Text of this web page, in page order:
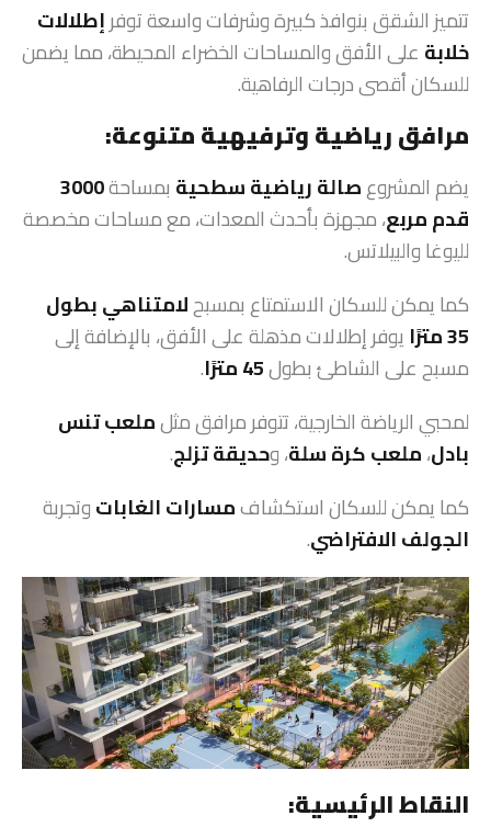
تتميز الشقق بنوافذ كبيرة وشرفات واسعة توفرإطلالات
خلابة على الأفق والمساحات الخضراء المحيطة، مما يضمن
للسكان أقصى درجات الرفاهية.
مرافق رياضية وترفيهية متنوعة:
يضم المشروعصالة رياضية سطحية بمساحة3000
قدم مربع، مجهزة بأحدث المعدات، مع مساحات مخصصة
لليوغا والبيلاتس.
كما يمكن للسكان الاستمتاع بمسبحلامتناهي بطول
35 مترًا
يوفر إطلالات مذهلة على الأفق، بالإضافة إلى
مسبح على الشاطئ بطول45 مترًا
.
لمحبي الرياضة الخارجية، تتوفر مرافق مثلملعب تنس
بادل،ملعب كرة سلة، وحديقة تزلج.
كما يمكن للسكان استكشافمسارات الغاباتوتجربة
الجولف الافتراضي.
النقاط الرئيسية: